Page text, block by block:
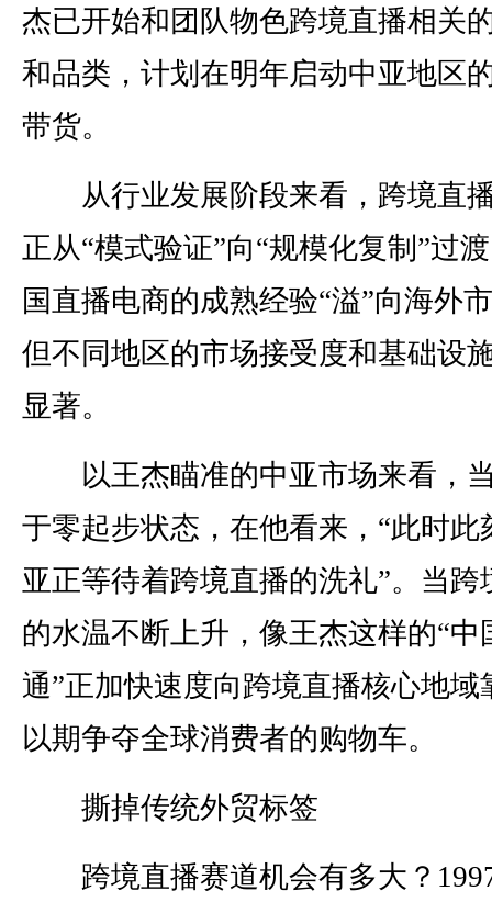
杰已开始和团队物色跨境直播相关
和品类，计划在明年启动中亚地区
带货。
从行业发展阶段来看，跨境直
正从“模式验证”向“规模化复制”过
国直播电商的成熟经验“溢”向海外
但不同地区的市场接受度和基础设
显著。
以王杰瞄准的中亚市场来看，
于零起步状态，在他看来，“此时此
亚正等待着跨境直播的洗礼”。当跨
的水温不断上升，像王杰这样的“中
通”正加快速度向跨境直播核心地域
以期争夺全球消费者的购物车。
撕掉传统外贸标签
跨境直播赛道机会有多大？